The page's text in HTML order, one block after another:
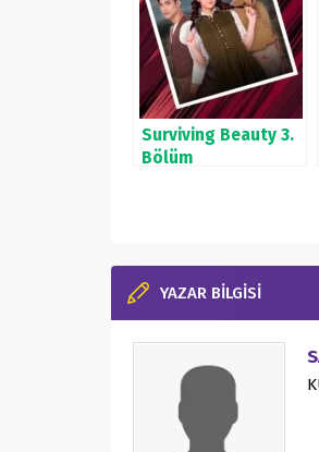
Surviving Beauty 3.
Bölüm
YAZAR BİLGİSİ